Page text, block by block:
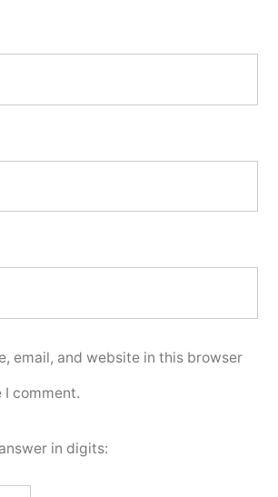
email, and website in this browser
comment.
in digits: